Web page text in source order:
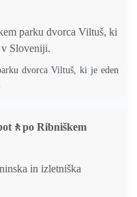
dvorca Viltuš, ki je eden
Ribniškem